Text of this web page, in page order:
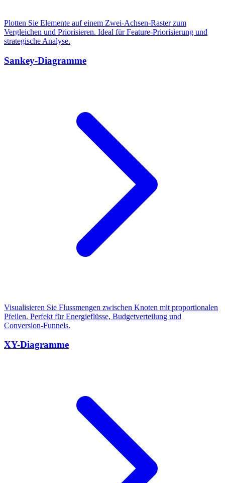
Plotten Sie Elemente auf einem Zwei-Achsen-Raster zum
Vergleichen und Priorisieren. Ideal für Feature-Priorisierung und
strategische Analyse.
Sankey-Diagramme
Visualisieren Sie Flussmengen zwischen Knoten mit proportionalen
Pfeilen. Perfekt für Energieflüsse, Budgetverteilung und
Conversion-Funnels.
XY-Diagramme